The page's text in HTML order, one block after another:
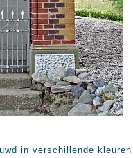
in verschillende kleuren